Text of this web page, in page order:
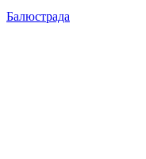
Балюстрада